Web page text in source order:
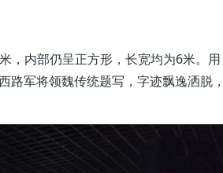
，内部仍呈正方形，长宽均为6米。用
路军将领魏传统题写，字迹飘逸洒脱